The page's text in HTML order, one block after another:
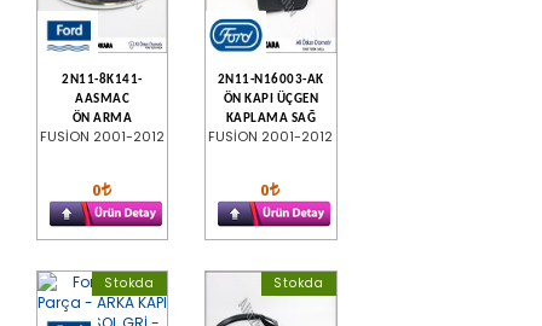
2N11-8K141-
AASMAC
ÖN ARMA
FUSİON 2001-2012
0
2N11-N16003-AK
ÖN KAPI ÜÇGEN
KAPLAMA SAĞ
FUSİON 2001-2012
0
Stokda Stokda